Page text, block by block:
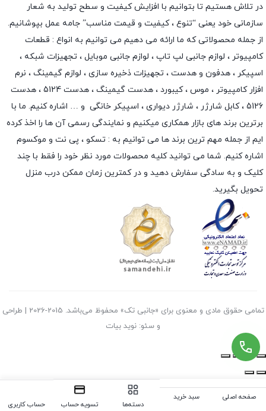
در تلاش هستیم تا بتوانیم با افزایش کیفیت و سطح تولید به شعار
سازمانی خود یعنی “تنوع ، کیفیت و قیمت مناسب” جامه عمل بپوشانیم.
از جمله محصولاتی که ما ارائه می دهیم می توانیم به انواع : قطعات
کامپیوتر ، لوازم جانبی لپ تاپ ، لوازم جانبی موبایل ، تجهیزات شبکه ،
اسپیکر ، هدفون و هدست ، تجهیزات ذخیره سازی ، لوازم گیمینگ ، نرم
افزار کامپیوتر ، موس ،کیبورد ، هدست گیمینگ
، هدست 5124 ، هدست
5126 ،
کابل شارژر ، شارژر دیواری ، اسپیکر خانگی و … اشاره کنیم. ما با
برترین برند های بازار همکاری میکنیم و نمایندگی رسمی آن ها را اخذ کرده
ایم از جمله مهم ترین برند ها می توانیم به : تسکو ، پی نت و موکسوم
اشاره کنیم. شما می توانید کلیه محصولات مورد نظر خود را فقط با چند
کلیک و به سادگی سفارش دهید و در کمترین زمان ممکن درب منزل
تحویل بگیرید.
تمامی حقوق مادی و معنوی برای «جانبی تک» محفوظ می‌باشد. 2015-2026 | طراحی
و سئو: نوید بیات
صفحه اصلی
سبد خرید
دسته‌ها
تسویه حساب حساب کاربری